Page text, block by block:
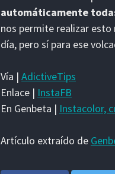
automáticamente
nos permite realizar
día, pero sí para ese
Vía | AdictiveTips
Enlace | InstaFB
En Genbeta | Instacolor,
Artículo extraído de